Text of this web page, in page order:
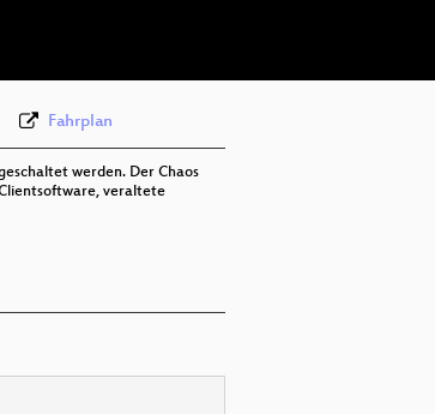
Fahrplan
werden. Der Chaos
veraltete